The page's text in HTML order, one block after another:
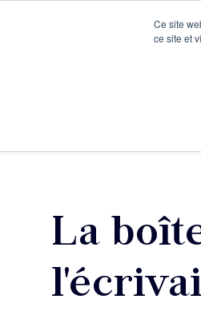
Ce site
ce site et
Je participe à une
La